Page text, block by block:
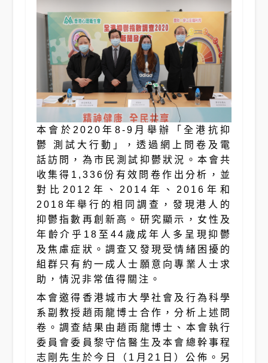
本會於2020年8-9月舉辦「全港抗抑
鬱 測試大行動」，透過網上問卷及電
話訪問，為市民測試抑鬱狀況。本會共
收集得1,336份有效問卷作出分析，並
對比2012年、2014年、2016年和
2018年舉行的相同調查，發現港人的
抑鬱指數再創新高。研究顯示，女性及
年齡介乎18至44歲成年人多呈現抑鬱
及焦慮症狀。調查又發現受情緒困擾的
組群只有約一成人士願意向專業人士求
助，情況非常值得關注。
本會邀得香港城市大學社會及行為科學
系副教授趙雨龍博士合作，分析上述問
卷。調查結果由趙雨龍博士、本會執行
委員會委員黎守信醫生及本會總幹事程
志剛先生於今日（1月21日）公佈。另